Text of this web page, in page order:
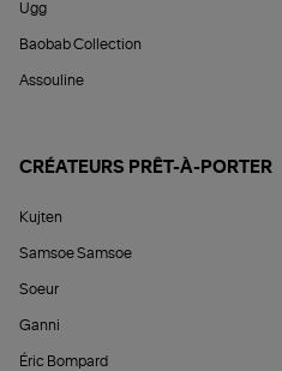
Ugg
Baobab Collection
Assouline
CRÉATEURS PRÊT-À-PORTER
Kujten
Samsoe Samsoe
Soeur
Ganni
Éric Bompard